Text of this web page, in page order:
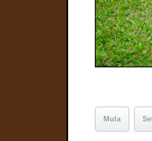
Mula